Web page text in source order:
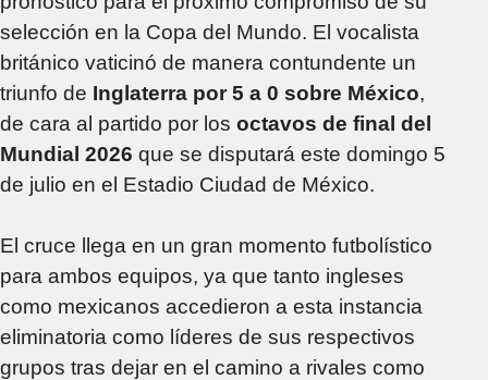
selección en la Copa del Mundo. El vocalista
británico vaticinó de manera contundente un
triunfo de Inglaterra por 5 a 0 sobre México,
de cara al partido por los octavos de final del
Mundial 2026 que se disputará este domingo 5
de julio en el Estadio Ciudad de México.
El cruce llega en un gran momento futbolístico
para ambos equipos, ya que tanto ingleses
como mexicanos accedieron a esta instancia
eliminatoria como líderes de sus respectivos
grupos tras dejar en el camino a rivales como